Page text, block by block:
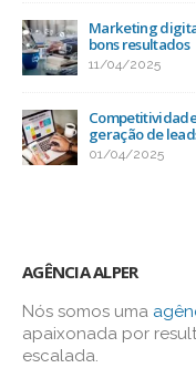
Marketing
bons resultados
11/04/2025
geração de
01/04/2025
AGÊNCIA ALPER
Nós somos uma
apaixonada por
escalada.